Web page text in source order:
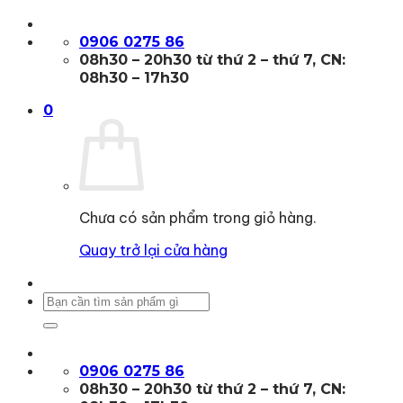
qua
0906 0275 86
08h30 – 20h30 từ thứ 2 – thứ 7, CN:
08h30 – 17h30
0
Chưa có sản phẩm trong giỏ hàng.
Quay trở lại cửa hàng
Tìm
0906 0275 86
08h30 – 20h30 từ thứ 2 – thứ 7, CN: